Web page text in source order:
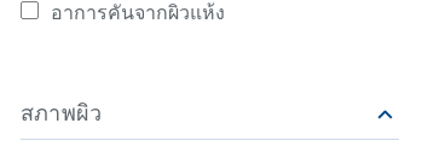
อาการคันจากผิวแห้ง
ค้นหาจาก ปัญหาผิว: อาการคันจากผิวแห้ง
สภาพผิว